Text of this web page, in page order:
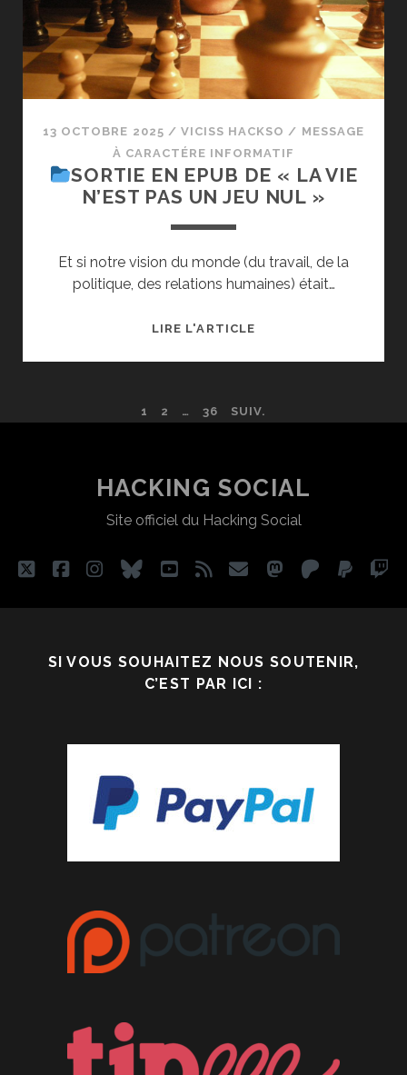
IA ???
13 OCTOBRE 2025 / VICISS HACKSO / MESSAGE
À CARACTÉRE INFORMATIF
SORTIE EN EPUB DE « LA VIE
N’EST PAS UN JEU NUL »
Et si notre vision du monde (du travail, de la
politique, des relations humaines) était…
LIRE L'ARTICLE
DE
N’EST
PAS
UN
NUL »
PAGINATION
PUBLICATIONS
1 2 … 36 SUIV.
HACKING SOCIAL
Site officiel du Hacking Social
twitterfacebook
instagram
blueskyyoutube
rss emailmastodon
patreon
SI VOUS SOUHAITEZ NOUS SOUTENIR,
C’EST PAR ICI :